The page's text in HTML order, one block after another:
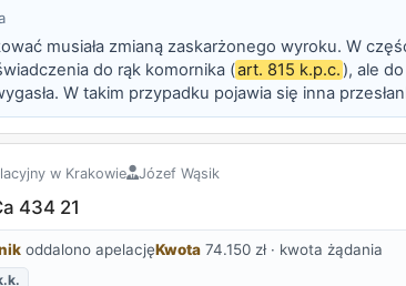
musiała zmianą zaskarżonego wyroku. W
do rąk komornika (art. 815 k.p.c. ), ale
W takim przypadku pojawia się inna
§ 1 pkt 2 k.p.c. dłużnik może w drodze
w Krakowie Józef Wąsik
434 21
oddalono apelacjęKwota 74.150 zł · kwota żądania